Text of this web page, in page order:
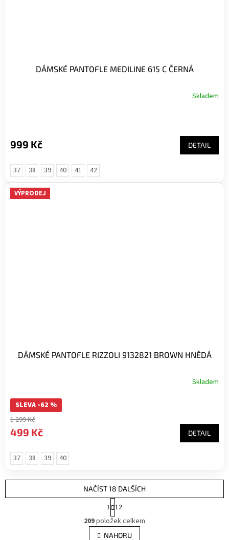
DÁMSKÉ PANTOFLE MEDILINE 615 C ČERNÁ
Skladem
999 Kč DETAIL
37 38 39 40 41 42
VÝPRODEJ
DÁMSKÉ PANTOFLE RIZZOLI 9132821 BROWN HNĚDÁ
Skladem
SLEVA -62 %
1 299 Kč
499 Kč DETAIL
37 38 39 40
O
v
l
NAČÍST 18 DALŠÍCH
t
r
á
n
1 12
209položek celkem
NAHORU